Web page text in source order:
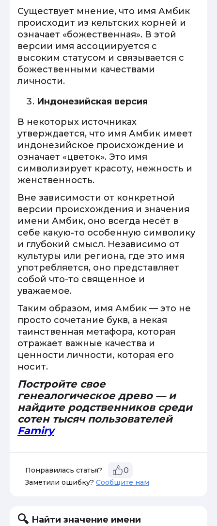
Существует мнение, что имя Амбик
происходит из кельтских корней и
означает «божественная». В этой
версии имя ассоциируется с
высоким статусом и связывается с
божественными качествами
личности.
Индонезийская версия
В некоторых источниках
утверждается, что имя Амбик имеет
индонезийское происхождение и
означает «цветок». Это имя
символизирует красоту, нежность и
женственность.
Вне зависимости от конкретной
версии происхождения и значения
имени Амбик, оно всегда несёт в
себе какую-то особенную символику
и глубокий смысл. Независимо от
культуры или региона, где это имя
употребляется, оно представляет
собой что-то священное и
уважаемое.
Таким образом, имя Амбик — это не
просто сочетание букв, а некая
таинственная метафора, которая
отражает важные качества и
ценности личности, которая его
носит.
Постройте свое
генеалогическое древо — и
найдите родственников среди
сотен тысяч пользователей
Famiry
Понравилась статья? 0
Заметили ошибку? Сообщите нам
Найти значение имени